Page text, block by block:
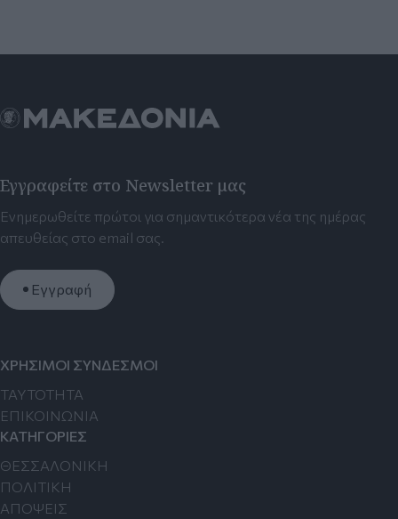
Εγγραφείτε στο Newsletter μας
Ενημερωθείτε πρώτοι για σημαντικότερα νέα της ημέρας
απευθείας στο email σας.
Εγγραφή
ΧΡΗΣΙΜΟΙ ΣΥΝΔΕΣΜΟΙ
TAYTOTHTA
ΕΠΙΚΟΙΝΩΝΙΑ
ΚΑΤΗΓΟΡΙΕΣ
ΘΕΣΣΑΛΟΝΙΚΗ
ΠΟΛΙΤΙΚΗ
ΑΠΟΨΕΙΣ